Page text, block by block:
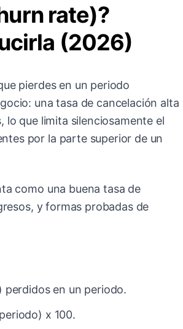
rate)?
(2026)
pierdes en un periodo
una tasa de cancelación alta
que limita silenciosamente el
por la parte superior de un
como una buena tasa de
y formas probadas de
perdidos en un periodo.
x 100.